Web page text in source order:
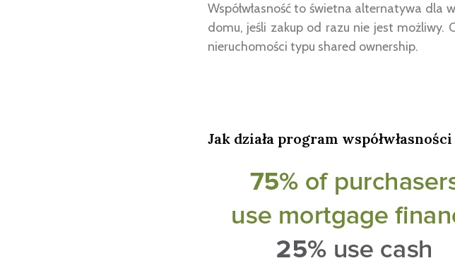
Współwłasność to świetna alternatywa dla
domu, jeśli zakup od razu nie jest
nieruchomości typu shared ownership.
Jak działa program